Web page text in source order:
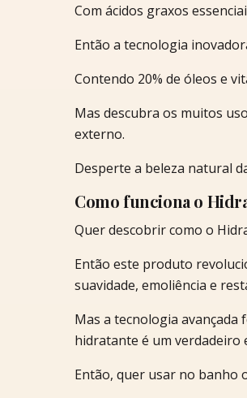
Com ácidos graxos
Então a tecnologia
Contendo 20% de óleos e
Mas descubra os muitos
externo.
Desperte a beleza natural
Como funciona o
Quer descobrir como o
Então este produto
suavidade, emoliência e
Mas a tecnologia
hidratante é um verdadeiro
Então, quer usar no banho